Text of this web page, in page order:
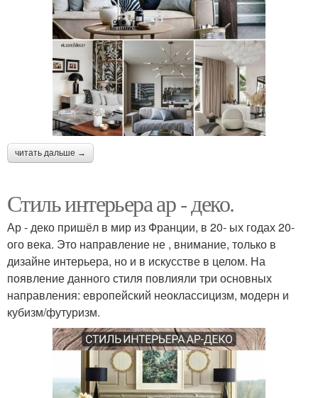
читать дальше →
Стиль интерьера ар - деко.
Ар - деко пришёл в мир из Франции, в 20- ых годах 20-
ого века. Это направление не , внимание, только в
дизайне интерьера, но и в искусстве в целом. На
появление данного стиля повлияли три основных
направления: европейский неоклассицизм, модерн и
кубизм/футуризм.